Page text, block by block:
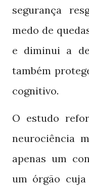
segurança
medo de
e diminui a
também
cognitivo.
O estudo
neurociência
apenas um
um órgão cuja